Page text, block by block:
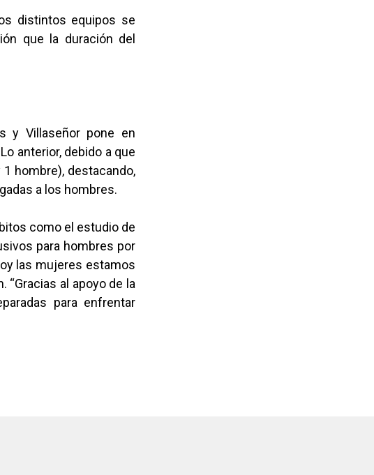
distintos equipos se
que la duración del
y Villaseñor pone en
anterior, debido a que
hombre), destacando,
a los hombres.
como el estudio de
para hombres por
las mujeres estamos
“Gracias al apoyo de la
para enfrentar